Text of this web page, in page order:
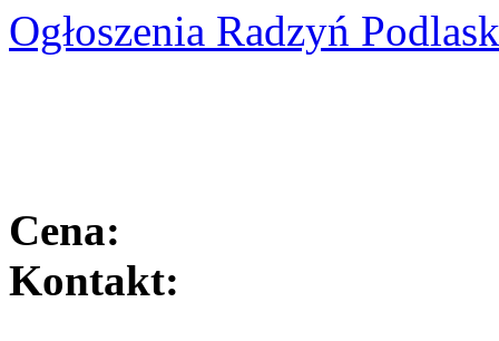
Ogłoszenia Radzyń
Cena:
Kontakt: